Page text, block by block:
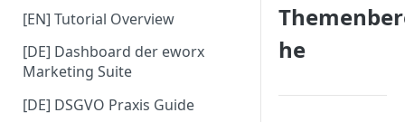
[EN] Tutorial Overview
[DE] Dashboard der eworx
Marketing Suite
[DE] DSGVO Praxis Guide
he